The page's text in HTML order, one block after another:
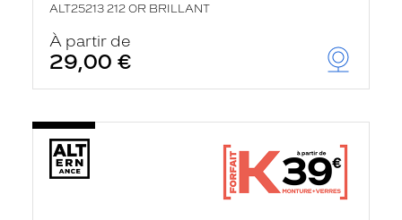
ALT25213 212 OR BRILLANT
À partir de
29,00 €